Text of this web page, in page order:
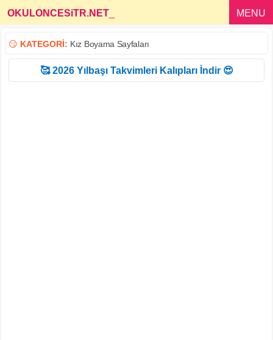
OKULONCESiTR.NET MENU
😏 KATEGORİ: Kız Boyama Sayfaları
🥰 2026 Yılbaşı Takvimleri Kalıpları İndir 😍